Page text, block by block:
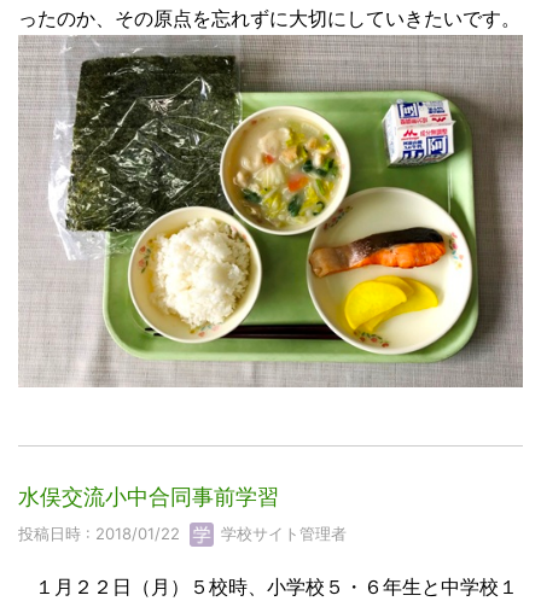
ったのか、その原点を忘れずに大切にしていきたいです。
水俣交流小中合同事前学習
投稿日時 : 2018/01/22 学校サイト管理者
１月２２日（月）５校時、小学校５・６年生と中学校１